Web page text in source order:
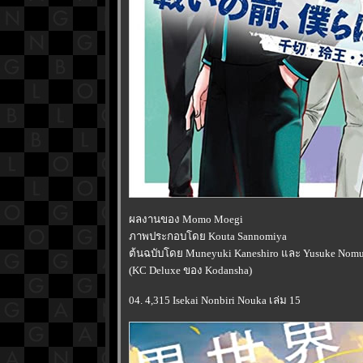
ผลงานของ Momo Moegi
ภาพประกอบโดย Kouta Sannomiya
ต้นฉบับโดย Muneyuki Kaneshiro และ Yusuke
(KC Deluxe ของ Kodansha)
04. 4,315 Isekai Nonbiri Nouka เล่ม 15